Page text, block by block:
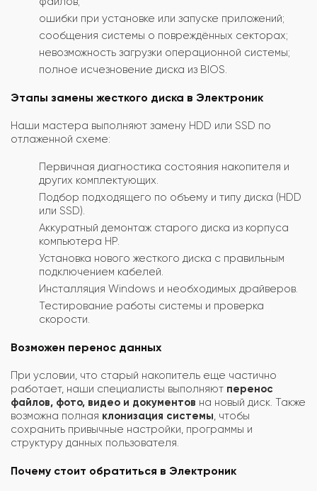
ошибки при установке или запуске приложений;
сообщения системы о повреждённых секторах;
невозможность загрузки операционной системы;
полное исчезновение диска из BIOS.
Этапы замены жесткого диска в Электроник
Наши мастера выполняют замену HDD или SSD по
отлаженной схеме:
Первичная диагностика состояния накопителя и
других комплектующих.
Подбор подходящего по объему и типу диска (HDD
или SSD).
Аккуратный демонтаж старого диска из корпуса
компьютера HP.
Установка нового жесткого диска с правильным
подключением кабелей.
Инсталляция Windows и необходимых драйверов.
Тестирование работы системы и проверка
скорости.
Возможен перенос данных
При условии, что старый накопитель еще частично
работает, наши специалисты выполняют перенос
файлов, фото, видео и документов на новый диск. Также
возможна полная клонизация системы , чтобы
сохранить привычные настройки, программы и
структуру данных пользователя.
Почему стоит обратиться в Электроник